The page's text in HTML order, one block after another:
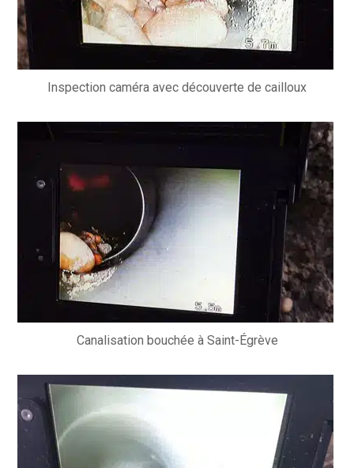
Inspection caméra avec découverte de cailloux
Canalisation bouchée à Saint-Égrève